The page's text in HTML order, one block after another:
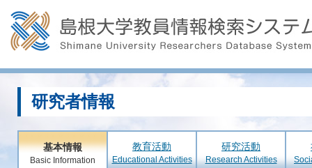
研究者情報
基本情報
Basic Information
教育活動
Educational Activities
研究活動
Research Activities